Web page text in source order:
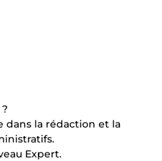
dans la rédaction et la
Expert.